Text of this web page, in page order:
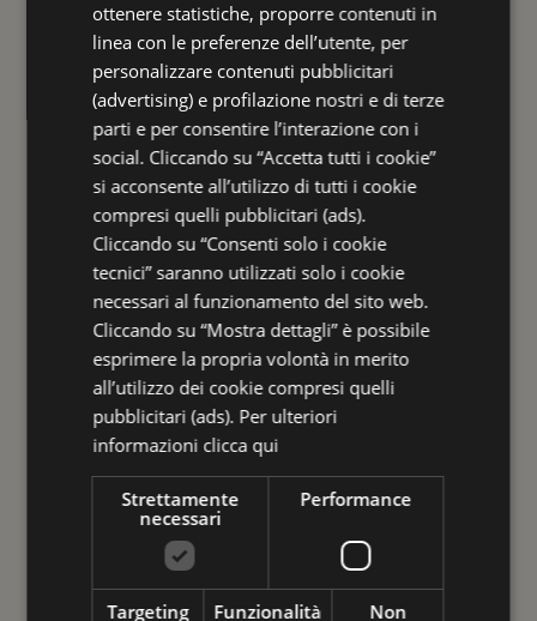
BAGNO TURCO
Un caldo vapore ti avvolge
delicatamente e una luce soffusa ti
rilassa.Accendi il relax e spegni la
è tutto ciò che ti serve per
staccare la spina.
Offerte
Spa Lovers
Meeting & Business
Leisure
Family
Camere
Servizi
Colazione
Ristoranti ” Galleria Savoia”
Esperienze e formule di benessere
Dove siamo
FRENCH
ottenere statistiche, proporre contenuti in
linea con le preferenze dell’utente, per
personalizzare contenuti pubblicitari
(advertising) e profilazione nostri e di terze
parti e per consentire l’interazione con i
social. Cliccando su “Accetta tutti i cookie”
si acconsente all’utilizzo di tutti i cookie
compresi quelli pubblicitari (ads).
Cliccando su “Consenti solo i cookie
tecnici” saranno utilizzati solo i cookie
necessari al funzionamento del sito web.
Cliccando su “Mostra dettagli” è possibile
esprimere la propria volontà in merito
all’utilizzo dei cookie compresi quelli
pubblicitari (ads). Per ulteriori
informazioni clicca qui
Strettamente
necessari
Performance
Targeting Funzionalità
Non